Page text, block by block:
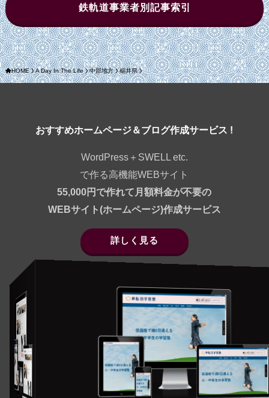
鉄軌道事業者別記事索引
HOME A Day In The Life 中部地方 福井県
おすすめホームページ＆ブログ作成サービス !
WordPress＋SWELL etc.
で作る高機能WEBサイト
55,000円で作れて月額料金が不要の
WEBサイト(ホームページ)作成サービス
詳しく見る